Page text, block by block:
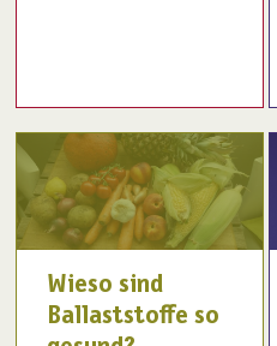
Wieso sind
Ballaststoffe so